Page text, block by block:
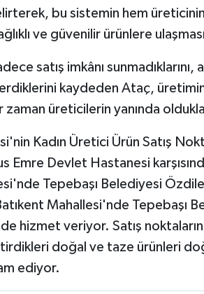
bu sistemin hem üreticinin
ve güvenilir ürünlere
satış imkânı
kaydeden Ataç,
üreticilerin yanında
Kadın Üretici Ürün Satış
Emre Devlet Hastanesi
Tepebaşı Belediyesi
Mahallesi'nde Tepebaşı
hizmet veriyor. Satış
doğal ve taze ürünleri
ediyor.